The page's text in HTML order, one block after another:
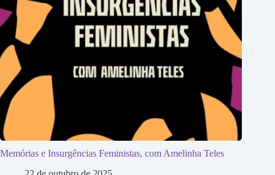
Memórias e Insurgências Feministas, com Amelinha Teles